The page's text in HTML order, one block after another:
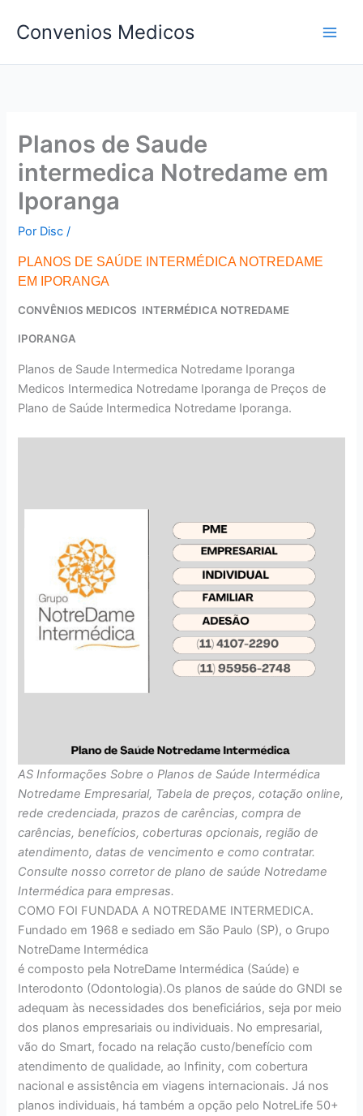
para
conteúdo
Convenios Medicos
Planos de Saude
intermedica Notredame em
Iporanga
Por Disc/
PLANOS DE SAÚDE INTERMÉDICA NOTREDAME
EM IPORANGA
CONVÊNIOS MEDICOS INTERMÉDICA NOTREDAME
IPORANGA
Planos de Saude Intermedica Notredame Iporanga
Medicos Intermedica Notredame Iporanga de Preços de
Plano de Saúde Intermedica Notredame Iporanga.
AS Informações Sobre o Planos de Saúde Intermédica
Notredame Empresarial, Tabela de preços, cotação online,
rede credenciada, prazos de carências, compra de
carências, benefícios, coberturas opcionais, região de
atendimento, datas de vencimento e como contratar.
Consulte nosso corretor de plano de saúde Notredame
Intermédica para empresas.
COMO FOI FUNDADA A NOTREDAME INTERMEDICA.
Fundado em 1968 e sediado em São Paulo (SP), o Grupo
NotreDame Intermédica
é composto pela NotreDame Intermédica (Saúde) e
Interodonto (Odontologia).Os planos de saúde do GNDI se
adequam às necessidades dos beneficiários, seja por meio
dos planos empresariais ou individuais. No empresarial,
vão do Smart, focado na relação custo/benefício com
atendimento de qualidade, ao Infinity, com cobertura
nacional e assistência em viagens internacionais. Já nos
planos individuais, há também a opção pelo NotreLife 50+